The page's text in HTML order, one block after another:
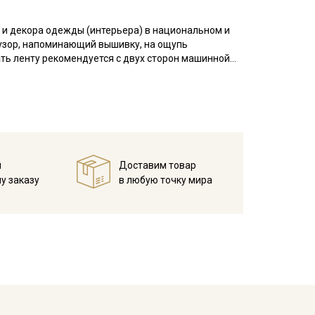
декора одежды (интерьера) в национальном и
напоминающий вышивку, на ощупь
ленту рекомендуется с двух сторон машинной
заказу
Доставим товар
в любую точку мира